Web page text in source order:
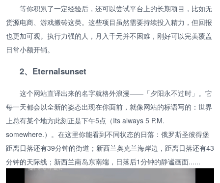
等你积累了一定经验后，还可以尝试平台上的长期项目，比如无
货源电商、游戏搬砖这类。这些项目虽然需要持续投入精力，但回报
也更加可观。执行力强的人，月入千元并不困难，刚好可以完美覆盖
日常小额开销。
2、Eternalsunset
这个网站直译出来的名字就格外浪漫——「夕阳永不过时」。它
每一天都会以全新的姿态出现在你面前，就像网站的标语写的：世界
上总有某个地方此刻正是下午5点（Its always 5 P.M.
somewhere.）。在这里你能看到不同状态的日落：俄罗斯圣彼得堡
距离日落还有39分钟的街道；新西兰奥克兰海岸边，距离日落还有43
分钟的天际线；新西兰南岛东南端，日落后1分钟的静谧画面......